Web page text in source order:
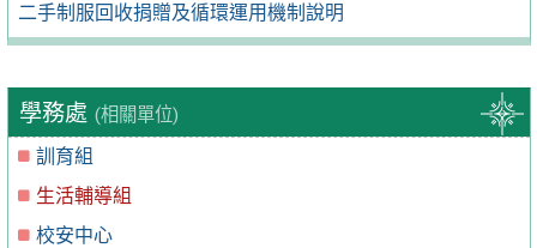
二手制服回收捐贈及循環運用機制說明
學務處 (相關單位)
訓育組
生活輔導組
校安中心